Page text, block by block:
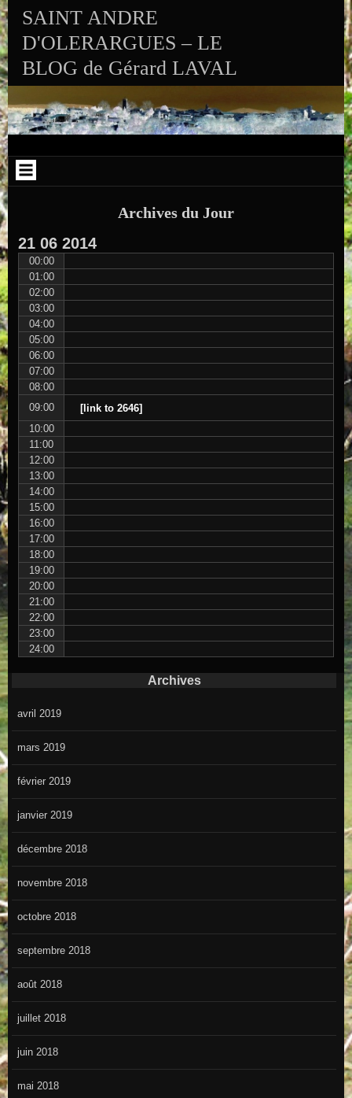
Skip to VISITS_COUNTER_WIDGET
SAINT ANDRE
D'OLERARGUES – LE
BLOG de Gérard LAVAL
Archives du Jour
21 06 2014
00:00
01:00
02:00
03:00
04:00
05:00
06:00
07:00
08:00
09:00
[link to 2646]
10:00
11:00
12:00
13:00
14:00
15:00
16:00
17:00
18:00
19:00
20:00
21:00
22:00
23:00
24:00
Archives
avril 2019
mars 2019
février 2019
janvier 2019
décembre 2018
novembre 2018
octobre 2018
septembre 2018
août 2018
juillet 2018
juin 2018
mai 2018